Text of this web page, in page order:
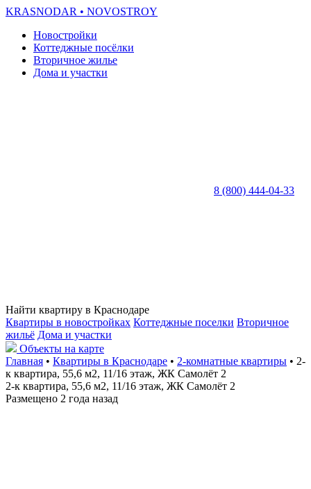
KRASNODAR • NOVOSTROY
Новостройки
Коттеджные посёлки
Вторичное жилье
Дома и участки
8 (800) 444-04-33
Найти квартиру в Краснодаре
Квартиры в новостройках Коттеджные поселки Вторичное
жильё Дома и участки
Объекты на карте
Главная • Квартиры в Краснодаре • 2-комнатные квартиры • 2-
к квартира, 55,6 м2, 11/16 этаж, ЖК Самолёт 2
2-к квартира, 55,6 м2, 11/16 этаж, ЖК Самолёт 2
Размещено 2 года назад